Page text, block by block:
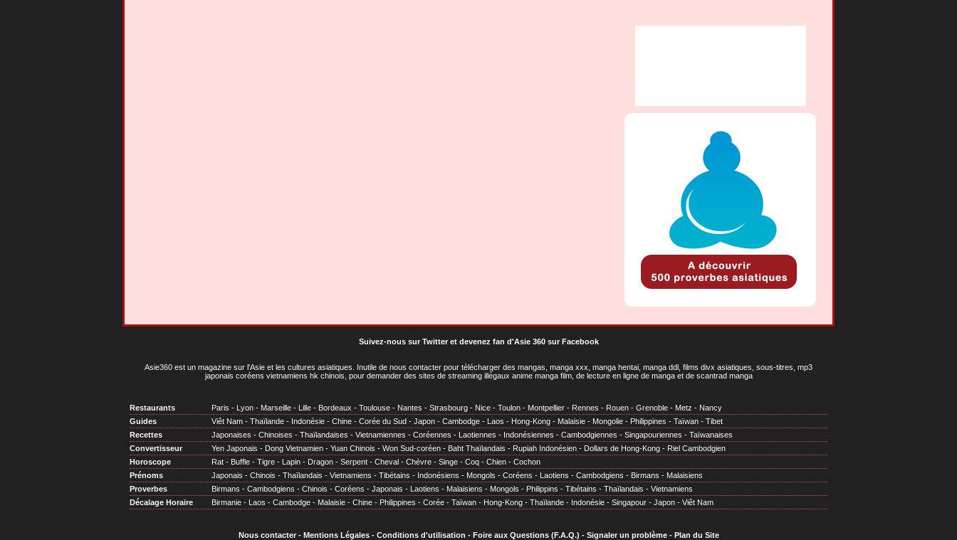
Suivez-nous sur Twitteret devenez fan d'Asie 360 sur Facebook
Asie360 est un magazine sur l'Asie et les cultures asiatiques . Inutile de nous contacter pour télécharger des mangas, manga xxx, manga hentai, manga ddl, films divx asiatiques, sous-titres, mp3
japonais coréens vietnamiens hk chinois, pour demander des sites de streaming illégaux anime manga film, de lecture en ligne de manga et de scantrad manga
Restaurants Paris - Lyon - Marseille - Lille - Bordeaux - Toulouse - Nantes - Strasbourg - Nice - Toulon - Montpellier - Rennes - Rouen - Grenoble - Metz - Nancy
Guides
Viêt Nam - Thaïlande - Indonésie - Chine - Corée du Sud - Japon - Cambodge - Laos - Hong-Kong - Malaisie - Mongolie - Philippines - Taïwan - Tibet
Recettes
Japonaises - Chinoises - Thaïlandaises - Vietnamiennes - Coréennes - Laotiennes - Indonésiennes - Cambodgiennes - Singapouriennes - Taïwanaises
Convertisseur
Yen Japonais - Dong Vietnamien - Yuan Chinois - Won Sud-coréen - Baht Thaïlandais - Rupiah Indonésien - Dollars de Hong-Kong - Riel Cambodgien
Horoscope
Rat - Buffle - Tigre - Lapin - Dragon - Serpent - Cheval - Chèvre - Singe - Coq - Chien - Cochon
Prénoms
Japonais - Chinois - Thaïlandais - Vietnamiens - Tibétains - Indonésiens - Mongols - Coréens - Laotiens - Cambodgiens - Birmans - Malaisiens
Proverbes
Birmans - Cambodgiens - Chinois - Coréens - Japonais - Laotiens - Malaisiens - Mongols - Philippins - Tibétains - Thaïlandais - Vietnamiens
Décalage Horaire
Birmanie - Laos - Cambodge - Malaisie - Chine - Philippines - Corée - Taïwan - Hong-Kong - Thaïlande - Indonésie - Singapour - Japon - Viêt Nam
Nous contacter- Mentions Légales- Conditions d'utilisation - Foire aux Questions (F.A.Q.) - Signaler un problème- Plan du Site